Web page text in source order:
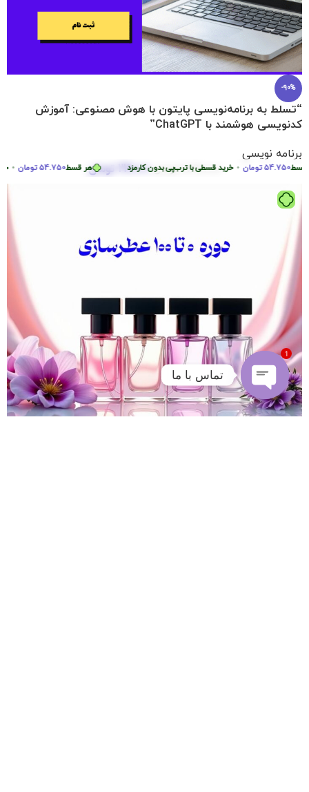
هر قسط54.750تومان • خرید 54.750تومان • خرید قسطی با ترب‌پی بدون کارمزد
-90%
“تسلط به برنامه‌نویسی پایتون با هوش مصنوعی: آموزش
کدنویسی هوشمند با ChatGPT”
برنامه نویسی
2.290.000 تومان 219.000 تومان
تماس با ما
Open
1